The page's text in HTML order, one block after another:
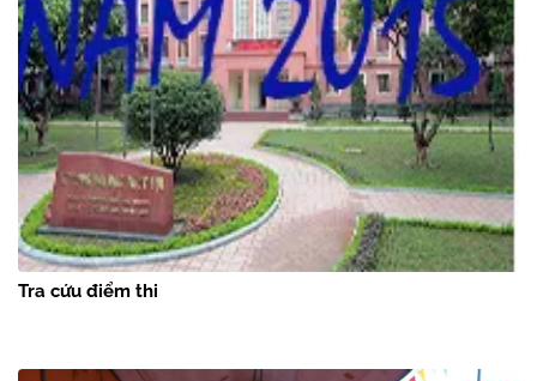
Tra cứu điểm thi